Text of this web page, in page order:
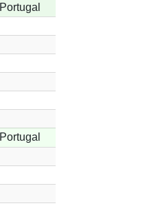
Portugal
Portugal